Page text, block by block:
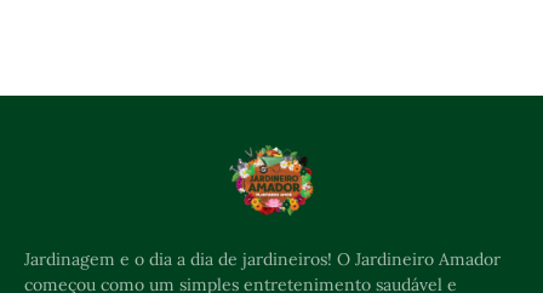
Jardinagem e o dia a dia de jardineiros! O Jardineiro Amador
começou como um simples entretenimento saudável e